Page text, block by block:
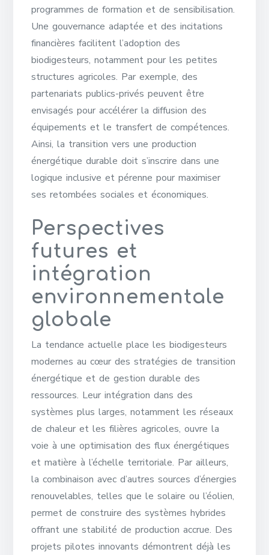
programmes de formation et de sensibilisation.
Une gouvernance adaptée et des incitations
financières facilitent l’adoption des
biodigesteurs, notamment pour les petites
structures agricoles. Par exemple, des
partenariats publics-privés peuvent être
envisagés pour accélérer la diffusion des
équipements et le transfert de compétences.
Ainsi, la transition vers une production
énergétique durable doit s’inscrire dans une
logique inclusive et pérenne pour maximiser
ses retombées sociales et économiques.
Perspectives
futures et
intégration
environnementale
globale
La tendance actuelle place les biodigesteurs
modernes au cœur des stratégies de transition
énergétique et de gestion durable des
ressources. Leur intégration dans des
systèmes plus larges, notamment les réseaux
de chaleur et les filières agricoles, ouvre la
voie à une optimisation des flux énergétiques
et matière à l’échelle territoriale. Par ailleurs,
la combinaison avec d’autres sources d’énergies
renouvelables, telles que le solaire ou l’éolien,
permet de construire des systèmes hybrides
offrant une stabilité de production accrue. Des
projets pilotes innovants démontrent déjà les